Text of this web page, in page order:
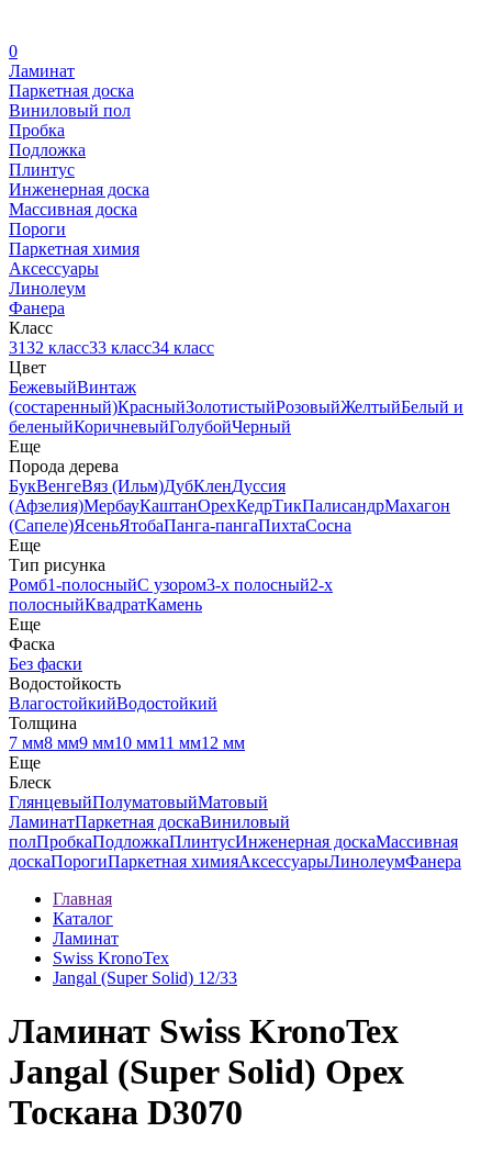
0
Ламинат
Паркетная доска
Виниловый пол
Пробка
Подложка
Плинтус
Инженерная доска
Массивная доска
Пороги
Паркетная химия
Аксессуары
Линолеум
Фанера
Класс
3132 класс33 класс34 класс
Цвет
БежевыйВинтаж
(состаренный)КрасныйЗолотистыйРозовыйЖелтыйБелый и
беленыйКоричневыйГолубойЧерный
Еще
Порода дерева
БукВенгеВяз (Ильм)ДубКленДуссия
(Афзелия)МербауКаштанОрехКедрТикПалисандрМахагон
(Сапеле)ЯсеньЯтобаПанга-пангаПихтаСосна
Еще
Тип рисунка
Ромб1-полосныйС узором3-х полосный2-х
полосныйКвадратКамень
Еще
Фаска
Без фаски
Водостойкость
ВлагостойкийВодостойкий
Толщина
7 мм8 мм9 мм10 мм11 мм12 мм
Еще
Блеск
ГлянцевыйПолуматовыйМатовый
ЛаминатПаркетная доскаВиниловый
полПробкаПодложкаПлинтусИнженерная доскаМассивная
доскаПорогиПаркетная химияАксессуарыЛинолеумФанера
Главная
Каталог
Ламинат
Swiss KronoTex
Jangal (Super Solid) 12/33
Ламинат Swiss KronoTex
Jangal (Super Solid) Орех
Тоскана D3070